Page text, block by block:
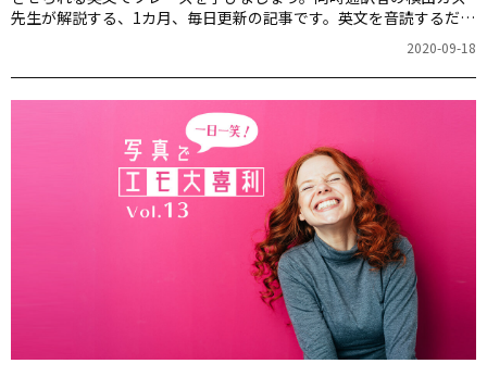
先生が解説する、1カ月、毎日更新の記事です。英文を音読するだけ
2020-09-18